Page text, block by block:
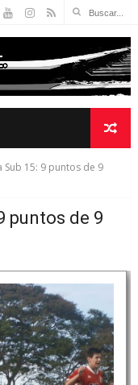
Sub 15: 9 puntos de 9
puntos de 9